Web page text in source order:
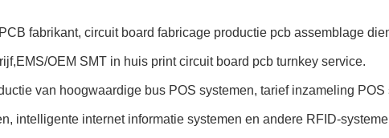
fabrikant, circuit board fabricage productie pcb assemblage
OEM SMT in huis print circuit board pcb turnkey service.
van hoogwaardige bus POS systemen, tarief inzameling POS
intelligente internet informatie systemen en andere RFID-